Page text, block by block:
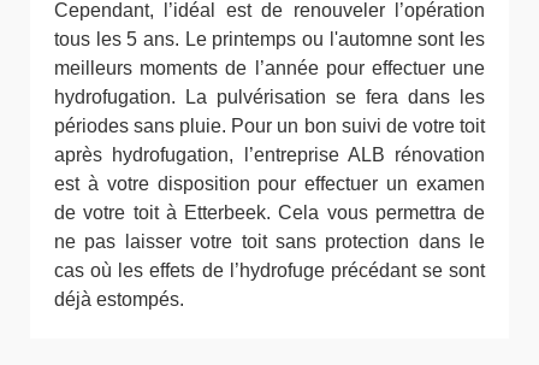
Cependant, l’idéal est de renouveler l’opération
tous les 5 ans. Le printemps ou l'automne sont les
meilleurs moments de l’année pour effectuer une
hydrofugation. La pulvérisation se fera dans les
périodes sans pluie. Pour un bon suivi de votre toit
après hydrofugation, l’entreprise ALB rénovation
est à votre disposition pour effectuer un examen
de votre toit à Etterbeek. Cela vous permettra de
ne pas laisser votre toit sans protection dans le
cas où les effets de l’hydrofuge précédant se sont
déjà estompés.